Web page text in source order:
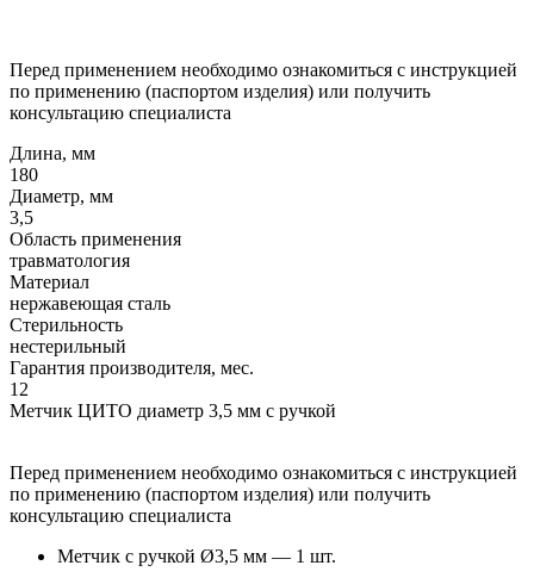
Перед применением необходимо ознакомиться с инструкцией
по применению (паспортом изделия) или получить
консультацию специалиста
Длина, мм
180
Диаметр, мм
3,5
Область применения
травматология
Материал
нержавеющая сталь
Стерильность
нестерильный
Гарантия производителя, мес.
12
Метчик ЦИТО диаметр 3,5 мм с ручкой
Перед применением необходимо ознакомиться с инструкцией
по применению (паспортом изделия) или получить
консультацию специалиста
Метчик с ручкой Ø3,5 мм — 1 шт.